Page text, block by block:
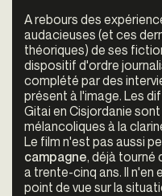
A rebours des
audacieuses (et ces
théoriques) de ses
dispositif d'ordre
complété par des
présent à l'image. Les
Gitai en Cisjordanie
mélancoliques à la
Le film n'est pas aussi
campagne, déjà tourné
a trente-cinq ans. Il n'en
point de vue sur la